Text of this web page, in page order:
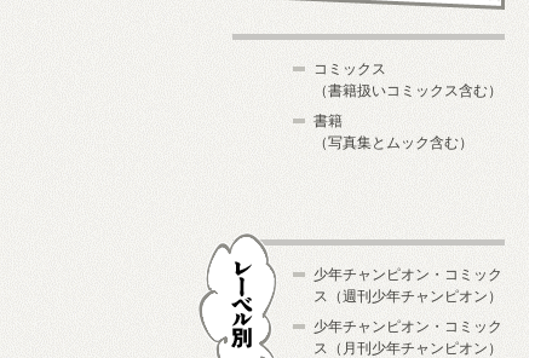
コミックス
（書籍扱いコミックス含む）
書籍
（写真集とムック含む）
少年チャンピオン・コミック
ス（週刊少年チャンピオン）
少年チャンピオン・コミック
ス（月刊少年チャンピオン）